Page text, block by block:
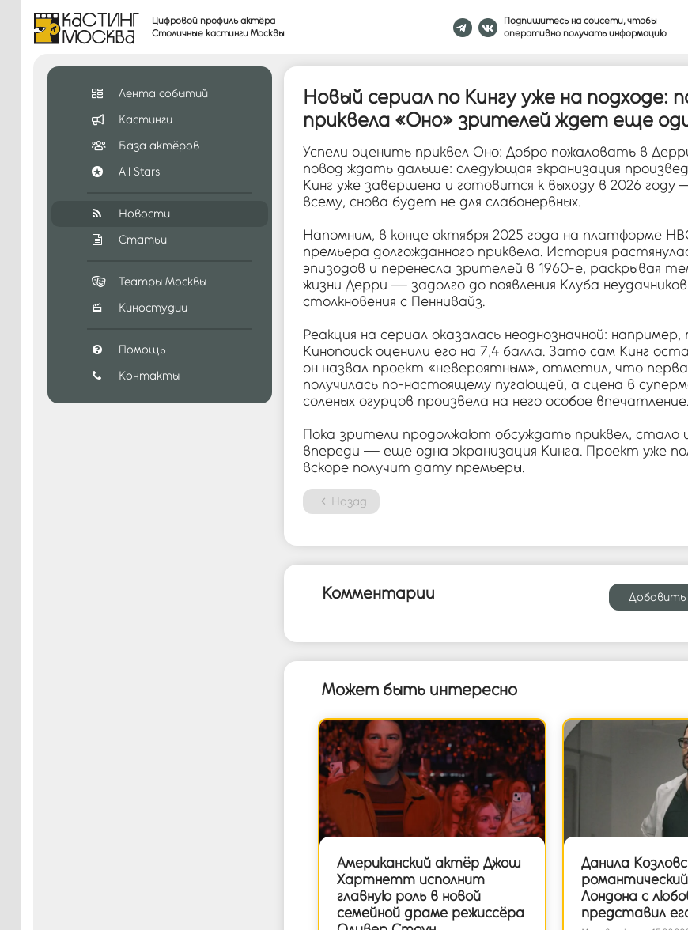
Цифровой профиль актёра
Столичные кастинги Москвы
Подпишитесь на соцсети, чтобы
оперативно получать информацию
Лента событий
Кастинги
База актёров
All Stars
Новости
Статьи
Театры Москвы
Киностудии
Помощь
Контакты
Новый сериал по Кингу уже на подходе:
приквела «Оно» зрителей ждет еще
Успели оценить приквел Оно: Добро пожаловать в
повод ждать дальше: следующая экранизация
Кинг уже завершена и готовится к выходу в 2026 году
всему, снова будет не для слабонервных.
Напомним, в конце октября 2025 года на платформе
премьера долгожданного приквела. История
эпизодов и перенесла зрителей в 1960-е, раскрывая
жизни Дерри — задолго до появления Клуба
столкновения с Пеннивайз.
Реакция на сериал оказалась неоднозначной:
Кинопоиск оценили его на 7,4 балла. Зато сам Кинг
он назвал проект «невероятным», отметил, что
получилась по-настоящему пугающей, а сцена в
соленых огурцов произвела на него особое впечатление.
Пока зрители продолжают обсуждать приквел, стало
впереди — еще одна экранизация Кинга. Проект уже
вскоре получит дату премьеры.
Назад
Комментарии
Может быть интересно
Американский актёр Джош
Хартнетт исполнит
главную роль в новой
семейной драме режиссёра
Данила
Лондона с
представил